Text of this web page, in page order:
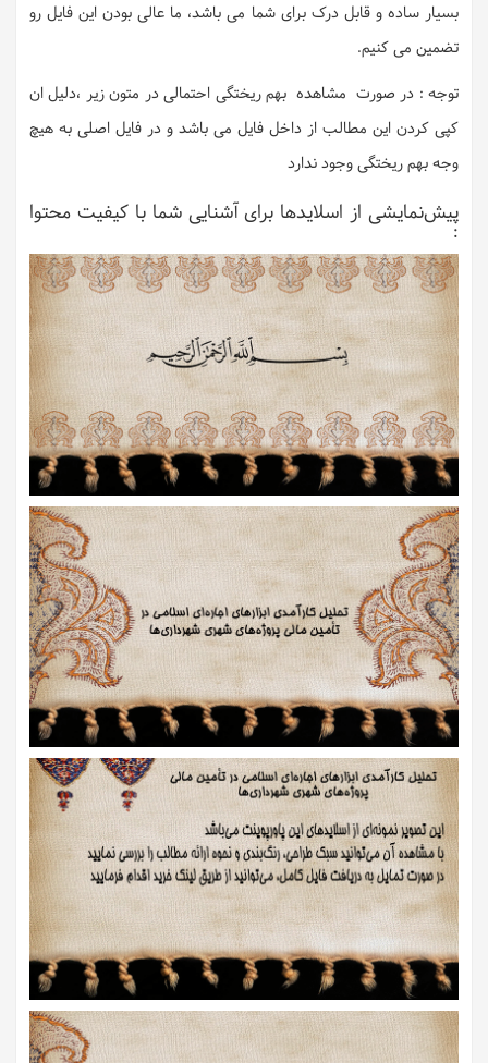
بسیار ساده و قابل درک برای شما می باشد، ما عالی بودن این فایل رو
تضمین می کنیم.
توجه : در صورت مشاهده بهم ریختگی احتمالی در متون زیر ،دلیل ان
کپی کردن این مطالب از داخل فایل می باشد و در فایل اصلی به هیچ
وجه بهم ریختگی وجود ندارد
پیش‌نمایشی از اسلایدها برای آشنایی شما با کیفیت محتوا
: